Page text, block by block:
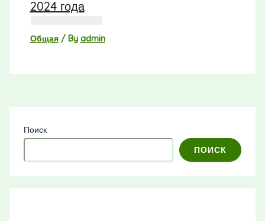
2024 года
Общая/ By admin
Поиск
ПОИСК